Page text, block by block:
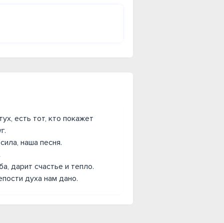
есть тот, кто покажет
наша песня.
дарит счастье и тепло.
духа нам дано.